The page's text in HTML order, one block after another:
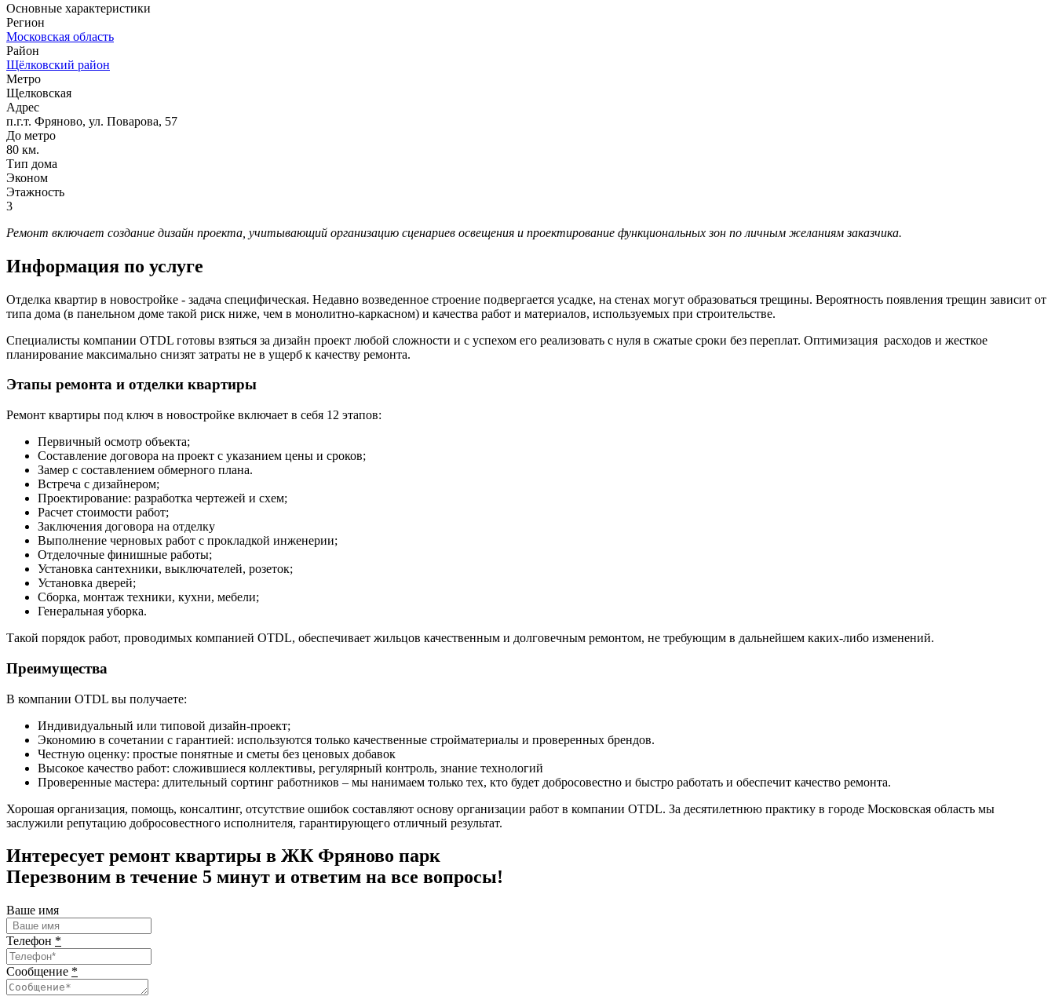
Основные характеристики
Регион
Московская область
Район
Щёлковский район
Метро
Щелковская
Адрес
п.г.т. Фряново, ул. Поварова, 57
До метро
80 км.
Тип дома
Эконом
Этажность
3
Ремонт включает создание дизайн проекта, учитывающий организацию сценариев освещения и проектирование функциональных зон по личным желаниям заказчика.
Информация по услуге
Отделка квартир в новостройке - задача специфическая. Недавно возведенное строение подвергается усадке, на стенах могут образоваться трещины. Вероятность появления трещин зависит от
типа дома (в панельном доме такой риск ниже, чем в монолитно-каркасном) и качества работ и материалов, используемых при строительстве.
Специалисты компании OTDL готовы взяться за дизайн проект любой сложности и с успехом его реализовать с нуля в сжатые сроки без переплат. Оптимизация расходов и жесткое
планирование максимально снизят затраты не в ущерб к качеству ремонта.
Этапы ремонта и отделки квартиры
Ремонт квартиры под ключ в новостройке включает в себя 12 этапов:
Первичный осмотр объекта;
Составление договора на проект с указанием цены и сроков;
Замер с составлением обмерного плана.
Встреча с дизайнером;
Проектирование: разработка чертежей и схем;
Расчет стоимости работ;
Заключения договора на отделку
Выполнение черновых работ с прокладкой инженерии;
Отделочные финишные работы;
Установка сантехники, выключателей, розеток;
Установка дверей;
Сборка, монтаж техники, кухни, мебели;
Генеральная уборка.
Такой порядок работ, проводимых компанией OTDL, обеспечивает жильцов качественным и долговечным ремонтом, не требующим в дальнейшем каких-либо изменений.
Преимущества
В компании OTDL вы получаете:
Индивидуальный или типовой дизайн-проект;
Экономию в сочетании с гарантией: используются только качественные стройматериалы и проверенных брендов.
Честную оценку: простые понятные и сметы без ценовых добавок
Высокое качество работ: сложившиеся коллективы, регулярный контроль, знание технологий
Проверенные мастера: длительный сортинг работников – мы нанимаем только тех, кто будет добросовестно и быстро работать и обеспечит качество ремонта.
Хорошая организация, помощь, консалтинг, отсутствие ошибок составляют основу организации работ в компании OTDL. За десятилетнюю практику в городе Московская область мы
заслужили репутацию добросовестного исполнителя, гарантирующего отличный результат.
Интересует ремонт квартиры в ЖК Фряново парк
Перезвоним в течение 5 минут и ответим на все вопросы!
Ваше имя
Телефон *
Сообщение *